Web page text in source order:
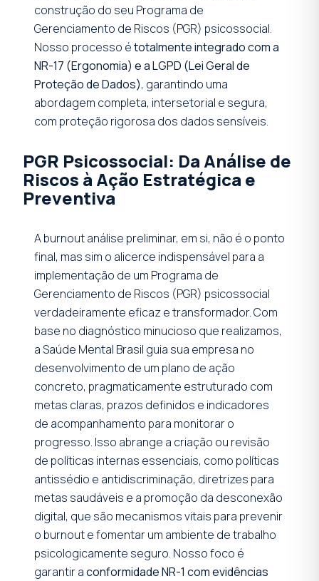
construção do seu Programa de
Gerenciamento de Riscos (PGR) psicossocial.
Nosso processo étotalmente integrado com a
NR-17 (Ergonomia) e a LGPD (Lei Geral de
Proteção de Dados), garantindo uma
abordagem completa, intersetorial e segura,
com proteção rigorosa dos dados sensíveis.
PGR Psicossocial: Da Análise de
Riscos à Ação Estratégica e
Preventiva
A burnout análise preliminar, em si, não é o ponto
final, mas sim o alicerce indispensável para a
implementação de um Programa de
Gerenciamento de Riscos (PGR) psicossocial
verdadeiramente eficaz e transformador. Com
base no diagnóstico minucioso que realizamos,
a Saúde Mental Brasil guia sua empresa no
desenvolvimento de um plano de ação
concreto, pragmaticamente estruturado com
metas claras, prazos definidos e indicadores
de acompanhamento para monitorar o
progresso. Isso abrange a criação ou revisão
de políticas internas essenciais, como políticas
antissédio e antidiscriminação, diretrizes para
metas saudáveis e a promoção da desconexão
digital, que são mecanismos vitais para prevenir
o burnout e fomentar um ambiente de trabalho
psicologicamente seguro. Nosso foco é
garantir aconformidade NR-1 com evidências